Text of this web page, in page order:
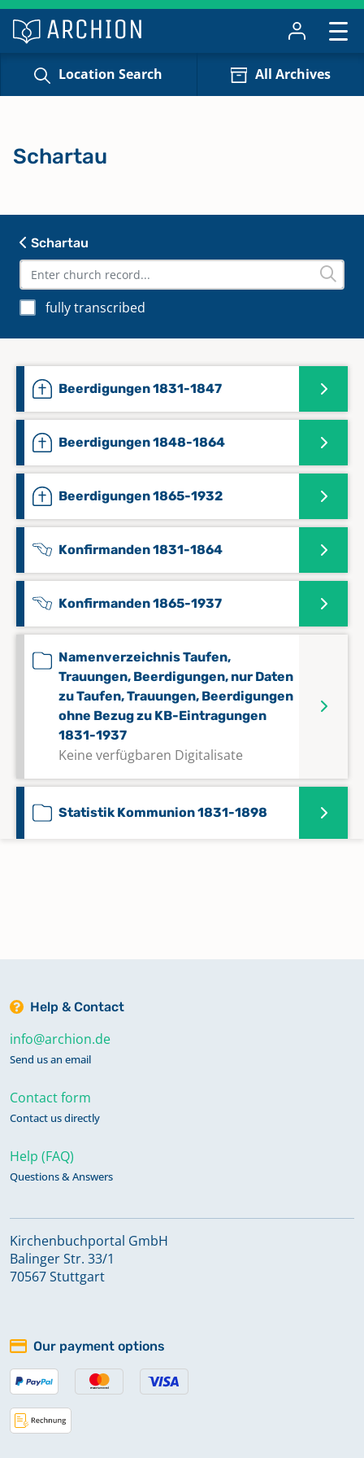
Location Search All Archives
Schartau
fully transcribed
Beerdigungen 1831-1847
Beerdigungen 1848-1864
Beerdigungen 1865-1932
Konfirmanden 1831-1864
Konfirmanden 1865-1937
Namenverzeichnis Taufen,
Trauungen, Beerdigungen, nur Daten
zu Taufen, Trauungen, Beerdigungen
ohne Bezug zu KB-Eintragungen
1831-1937
Keine verfügbaren Digitalisate
Statistik Kommunion 1831-1898
Taufen 1787-1806, Trauungen 1798-
Taufen 1831-1847
Taufen 1848-1864
Taufen 1904-1921
Konfirmanden 1867-1891
Taufen, Trauungen, Beerdigungen
1760-1765, Konfirmanden 1802-1807
Schartau
Help & Contact
info@archion.de
Send us an email
Contact form
Contact us directly
Help (FAQ)
Questions & Answers
Kirchenbuchportal GmbH
Balinger Str. 33/1
70567 Stuttgart
Our payment options